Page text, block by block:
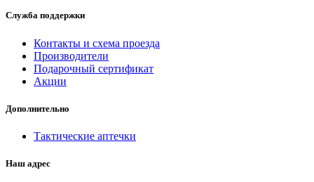
Служба поддержки
Контакты и схема проезда
Производители
Подарочный сертификат
Акции
Дополнительно
Тактические аптечки
Наш адрес